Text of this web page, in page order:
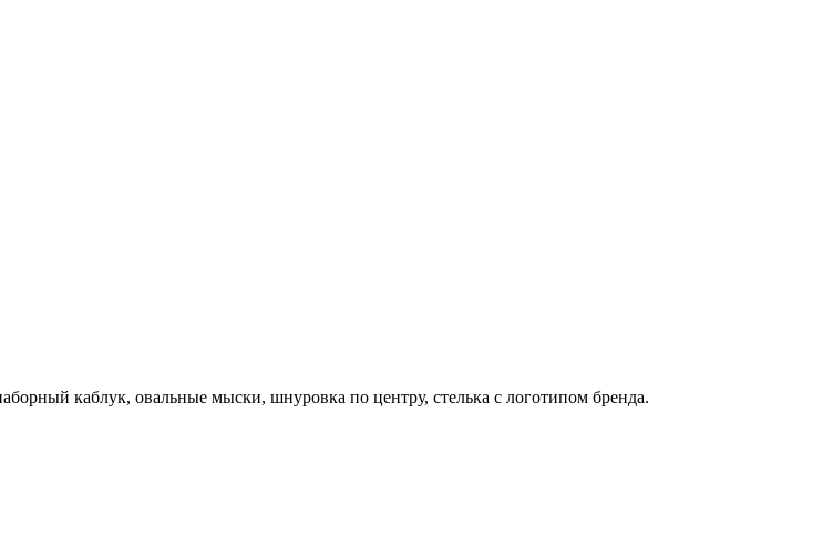
каблук, овальные мыски, шнуровка по центру, стелька с логотипом бренда.